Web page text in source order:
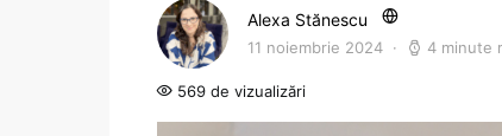
Alexa Stănescu
11 noiembrie 2024 4 minute
569 de vizualizări